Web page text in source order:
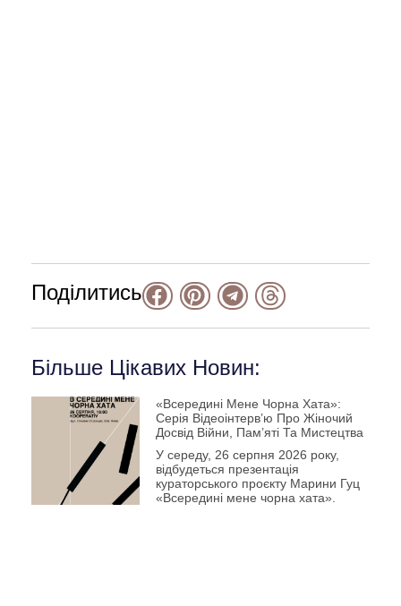
Поділитись
Більше Цікавих Новин:
«Всередині Мене Чорна Хата»:
Серія Відеоінтерв’ю Про Жіночий
Досвід Війни, Пам’яті Та Мистецтва
У середу, 26 серпня 2026 року,
відбудеться презентація
кураторського проєкту Марини Гуц
«Всередині мене чорна хата».